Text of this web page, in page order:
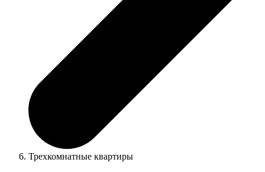
Трехкомнатные квартиры